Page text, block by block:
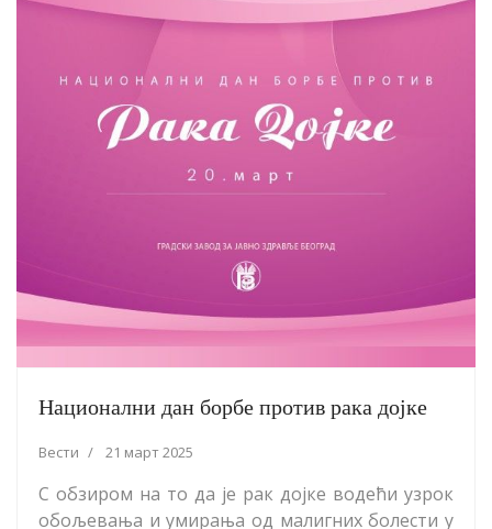
Национални дан борбе против рака дојке
Вести 21 март 2025
С обзиром на то да је рак дојке водећи узрок
обољевања и умирања од малигних болести у